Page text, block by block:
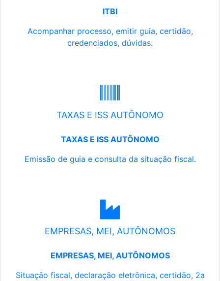
ITBI
Acompanhar processo, emitir guia, certidão,
credenciados, dúvidas.
TAXAS E ISS AUTÔNOMO
TAXAS E ISS AUTÔNOMO
Emissão de guia e consulta da situação fiscal.
EMPRESAS, MEI, AUTÔNOMOS
EMPRESAS, MEI, AUTÔNOMOS
Situação fiscal, declaração eletrônica, certidão, 2a